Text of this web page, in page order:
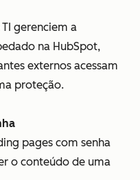
gerenciem a
na HubSpot,
externos acessam
proteção.
pages com senha
o conteúdo de uma